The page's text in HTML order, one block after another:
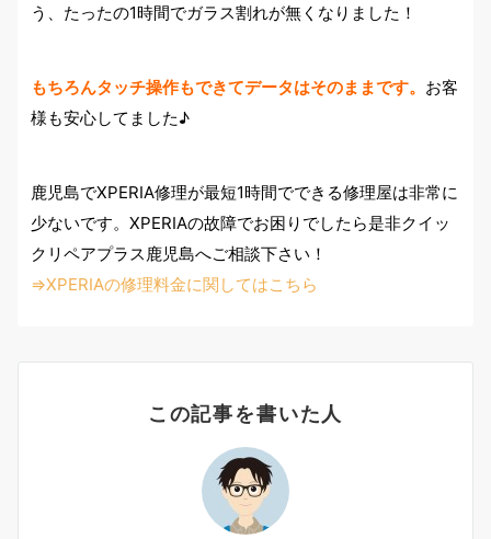
う、たったの1時間でガラス割れが無くなりました！
もちろんタッチ操作もできてデータはそのままです。 お客
様も安心してました♪
鹿児島でXPERIA修理が最短1時間でできる修理屋は非常に
少ないです。XPERIAの故障でお困りでしたら是非クイッ
クリペアプラス鹿児島へご相談下さい！
⇒XPERIAの修理料金に関してはこちら
この記事を書いた人